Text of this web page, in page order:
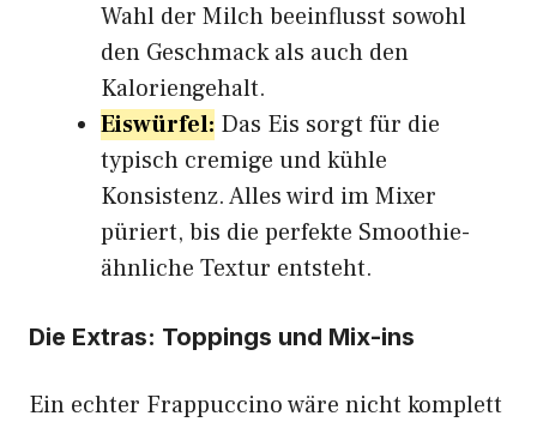
Wahl der Milch beeinflusst sowohl
den Geschmack als auch den
Kaloriengehalt.
Eiswürfel: Das Eis sorgt für die
typisch cremige und kühle
Konsistenz. Alles wird im Mixer
püriert, bis die perfekte Smoothie-
ähnliche Textur entsteht.
Die Extras: Toppings und Mix-ins
Ein echter Frappuccino wäre nicht komplett